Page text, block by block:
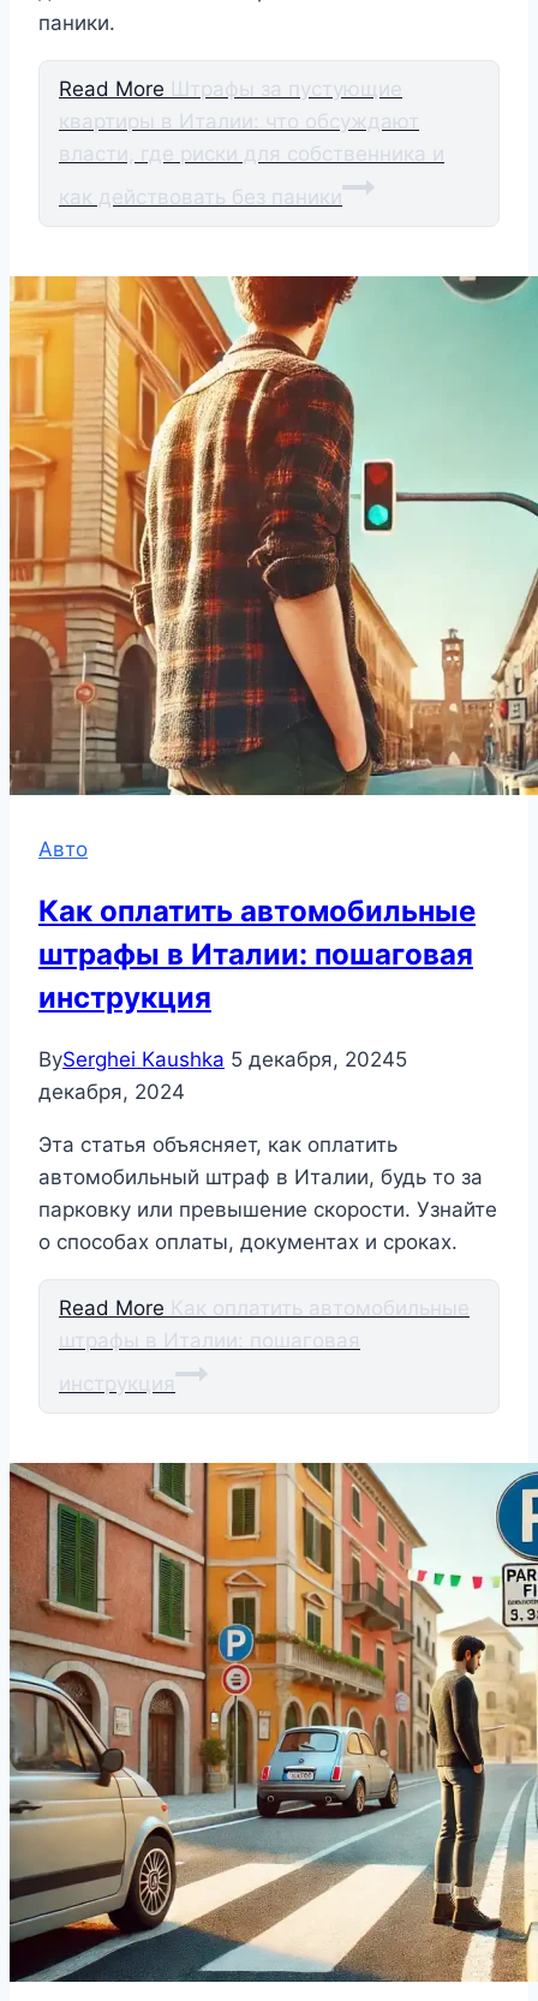
паники.
Read More Штрафы за пустующие
квартиры в Италии: что обсуждают
власти, где риски для собственника и
как действовать без паники
Авто
Как оплатить автомобильные
штрафы в Италии: пошаговая
инструкция
BySerghei Kaushka 5 декабря, 20245
декабря, 2024
Эта статья объясняет, как оплатить
автомобильный штраф в Италии, будь то за
парковку или превышение скорости. Узнайте
о способах оплаты, документах и сроках.
Read More Как оплатить автомобильные
штрафы в Италии: пошаговая
инструкция